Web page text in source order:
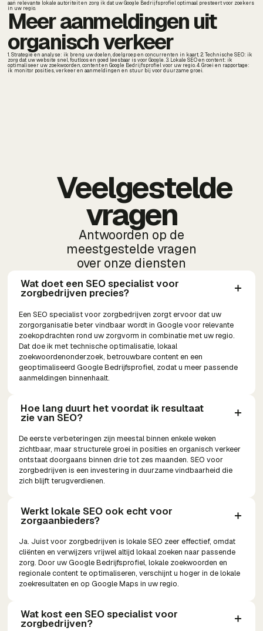
aan relevante lokale autoriteit en zorg ik dat uw Google Bedrijfsprofiel optimaal presteert voor zoekers
in uw regio.
Meer aanmeldingen uit
organisch verkeer
1. Strategie en analyse: ik breng uw doelen, doelgroep en concurrenten in kaart. 2. Technische SEO: ik
zorg dat uw website snel, foutloos en goed leesbaar is voor Google. 3. Lokale SEO en content: ik
optimaliseer uw zoekwoorden, content en Google Bedrijfsprofiel voor uw regio. 4. Groei en rapportage:
ik monitor posities, verkeer en aanmeldingen en stuur bij voor duurzame groei.
Veelgestelde
vragen
Antwoorden op de
meestgestelde vragen
over onze diensten
Wat doet een SEO specialist voor
zorgbedrijven precies?
Een SEO specialist voor zorgbedrijven zorgt ervoor dat uw
zorgorganisatie beter vindbaar wordt in Google voor relevante
zoekopdrachten rond uw zorgvorm in combinatie met uw regio.
Dat doe ik met technische optimalisatie, lokaal
zoekwoordenonderzoek, betrouwbare content en een
geoptimaliseerd Google Bedrijfsprofiel, zodat u meer passende
aanmeldingen binnenhaalt.
Hoe lang duurt het voordat ik resultaat
zie van SEO?
De eerste verbeteringen zijn meestal binnen enkele weken
zichtbaar, maar structurele groei in posities en organisch verkeer
ontstaat doorgaans binnen drie tot zes maanden. SEO voor
zorgbedrijven is een investering in duurzame vindbaarheid die
zich blijft terugverdienen.
Werkt lokale SEO ook echt voor
zorgaanbieders?
Ja. Juist voor zorgbedrijven is lokale SEO zeer effectief, omdat
cliënten en verwijzers vrijwel altijd lokaal zoeken naar passende
zorg. Door uw Google Bedrijfsprofiel, lokale zoekwoorden en
regionale content te optimaliseren, verschijnt u hoger in de lokale
zoekresultaten en op Google Maps in uw regio.
Wat kost een SEO specialist voor
zorgbedrijven?